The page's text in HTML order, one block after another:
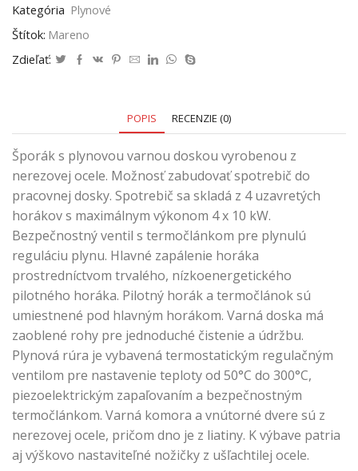
Kategória Plynové
Štítok: Mareno
Zdieľať:
POPIS RECENZIE (0)
Šporák s plynovou varnou doskou vyrobenou z
nerezovej ocele. Možnosť zabudovať spotrebič do
pracovnej dosky. Spotrebič sa skladá z 4 uzavretých
horákov s maximálnym výkonom 4 x 10 kW.
Bezpečnostný ventil s termočlánkom pre plynulú
reguláciu plynu. Hlavné zapálenie horáka
prostredníctvom trvalého, nízkoenergetického
pilotného horáka. Pilotný horák a termočlánok sú
umiestnené pod hlavným horákom. Varná doska má
zaoblené rohy pre jednoduché čistenie a údržbu.
Plynová rúra je vybavená termostatickým regulačným
ventilom pre nastavenie teploty od 50°C do 300°C,
piezoelektrickým zapaľovaním a bezpečnostným
termočlánkom. Varná komora a vnútorné dvere sú z
nerezovej ocele, pričom dno je z liatiny. K výbave patria
aj výškovo nastaviteľné nožičky z ušľachtilej ocele.